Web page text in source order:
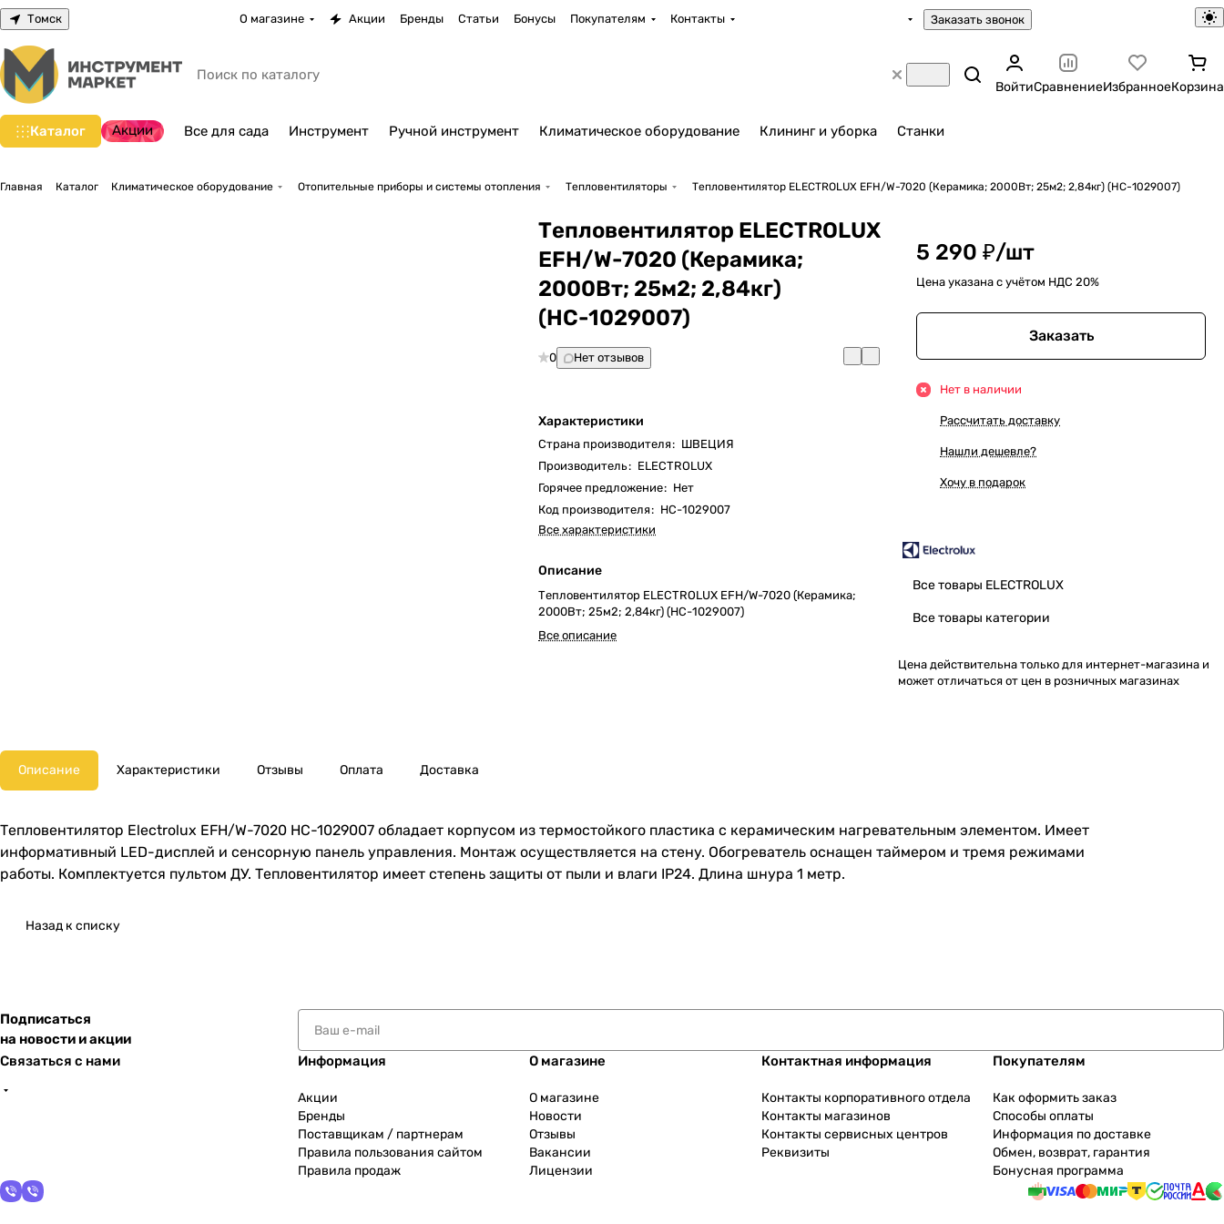
Томск О магазине Акции Бренды Статьи Бонусы Покупателям Контакты Заказать звонок
ВойтиСравнениеИзбранноеКорзина
Каталог Акции Все для сада Инструмент Ручной инструмент Климатическое оборудование Клининг и уборка Станки
Главная Каталог Климатическое оборудование Отопительные приборы и системы отопления Тепловентиляторы Тепловентилятор ELECTROLUX EFH/W-7020 (Керамика; 2000Вт; 25м2; 2,84кг) (НС-1029007)
Тепловентилятор ELECTROLUX
EFH/W-7020 (Керамика;
2000Вт; 25м2; 2,84кг)
(НС-1029007)
0 Нет отзывов
Характеристики
Страна производителя: ШВЕЦИЯ
Производитель: ELECTROLUX
Горячее предложение: Нет
Код производителя: НС-1029007
Все характеристики
Описание
Тепловентилятор ELECTROLUX EFH/W-7020 (Керамика;
2000Вт; 25м2; 2,84кг) (НС-1029007)
Все описание
5 290 ₽/шт
Цена указана с учётом НДС 20%
Заказать
Нет в наличии
Рассчитать доставку
Нашли дешевле?
Хочу в подарок
Все товары ELECTROLUX
Все товары категории
Цена действительна только для интернет-магазина и
может отличаться от цен в розничных магазинах
Описание Характеристики Отзывы Оплата Доставка
Тепловентилятор Electrolux EFH/W-7020 НС-1029007 обладает корпусом из термостойкого пластика с керамическим нагревательным элементом. Имеет
информативный LED-дисплей и сенсорную панель управления. Монтаж осуществляется на стену. Обогреватель оснащен таймером и тремя режимами
работы. Комплектуется пультом ДУ. Тепловентилятор имеет степень защиты от пыли и влаги IP24. Длина шнура 1 метр.
Назад к списку
Подписаться
на новости и акции
Связаться с нами
Информация
Акции
Бренды
Поставщикам / партнерам
Правила пользования сайтом
Правила продаж
О магазине
О магазине
Новости
Отзывы
Вакансии
Лицензии
Контактная информация
Контакты корпоративного отдела
Контакты магазинов
Контакты сервисных центров
Реквизиты
Покупателям
Как оформить заказ
Способы оплаты
Информация по доставке
Обмен, возврат, гарантия
Бонусная программа